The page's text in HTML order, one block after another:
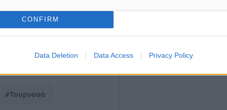
CONFIRM
Data Deletion Data Access Privacy Policy
Εμμανουήλ ενώ
Αριστοτέλη
#Τουρνουά